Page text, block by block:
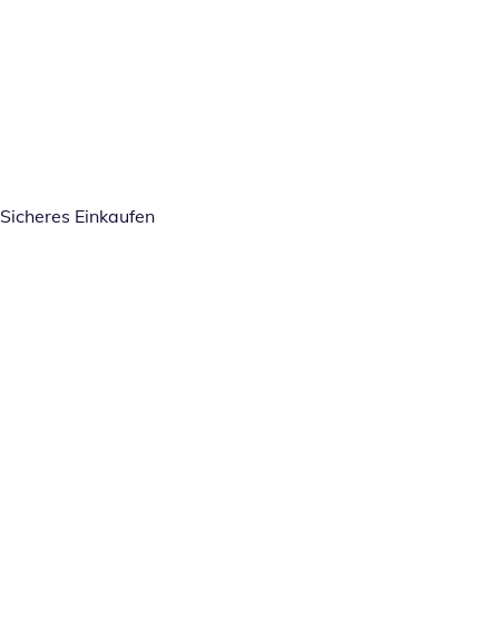
Sicheres Einkaufen